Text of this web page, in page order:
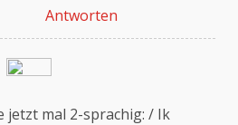
Spam von CleanTalk
Antworten
jetzt mal 2-sprachig: / Ik